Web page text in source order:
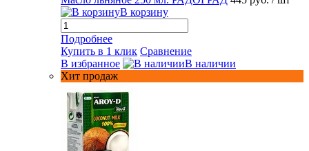
В корзину
Подробнее
Купить в 1 клик Сравнение
В избранное
В наличии
Хит продаж